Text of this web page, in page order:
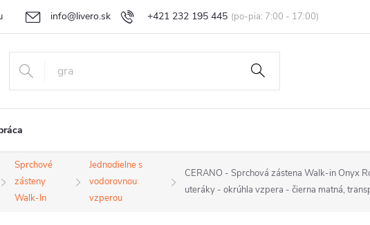
+421 232 195 445
info@livero.sk
Vrátenie tovaru a reklamácia Obchodné podmienky Podmienky ochrany
Sprchové
zásteny
Walk-In
Jednodielne s
vodorovnou
vzperou
CERANO - Sprchová zástena Walk-in Onyx
uteráky - okrúhla vzpera - čierna matná,